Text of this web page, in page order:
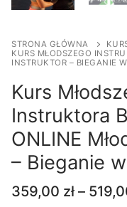
STRONA GŁÓWNA
KURS MŁODSZEGO
INSTRUKTOR – BIEGANIE
Kurs
Instruktora
ONLINE
– Bieganie
359,00 zł –